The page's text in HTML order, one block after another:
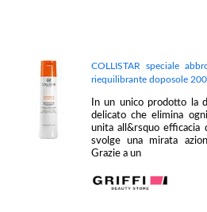
COLLISTAR speciale
riequilibrante doposole 200
In un unico prodotto la
delicato che elimina
unita all&rsquo efficacia
svolge una mirata
Grazie a un